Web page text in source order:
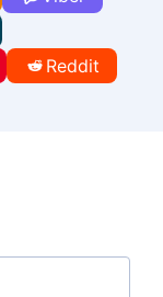
Reddit